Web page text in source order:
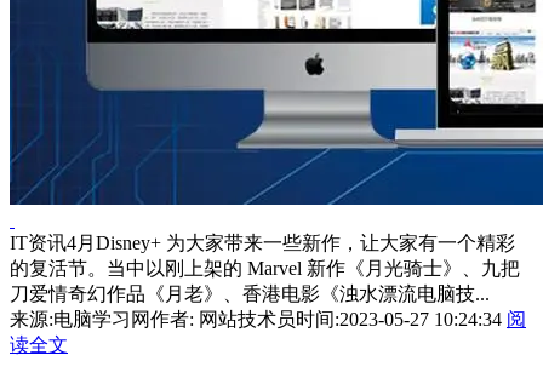
IT资讯4月Disney+ 为大家带来一些新作，让大家有一个精彩
的复活节。当中以刚上架的 Marvel 新作《月光骑士》、九把
刀爱情奇幻作品《月老》、香港电影《浊水漂流电脑技...
来源:电脑学习网作者: 网站技术员时间:2023-05-27 10:24:34 阅
读全文